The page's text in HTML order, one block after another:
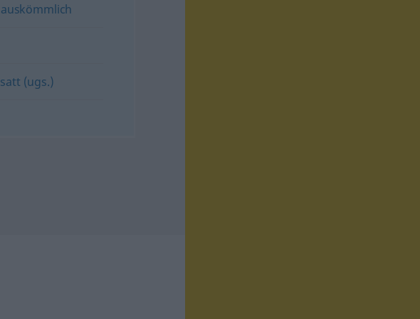
auskömmlich
satt (ugs.)